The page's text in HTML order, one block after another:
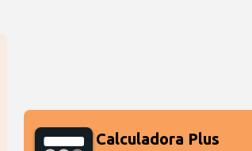
Calculadora Plus